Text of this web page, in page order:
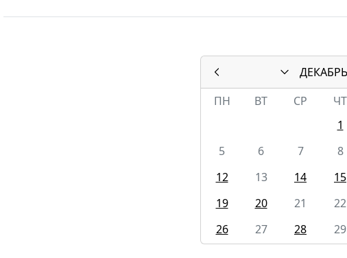
ДЕКАБРЬ
ПН
ВТ СР ЧТ
1
5
6 7 8
12
13 14 15
19
20 21 22
26
27 28 29